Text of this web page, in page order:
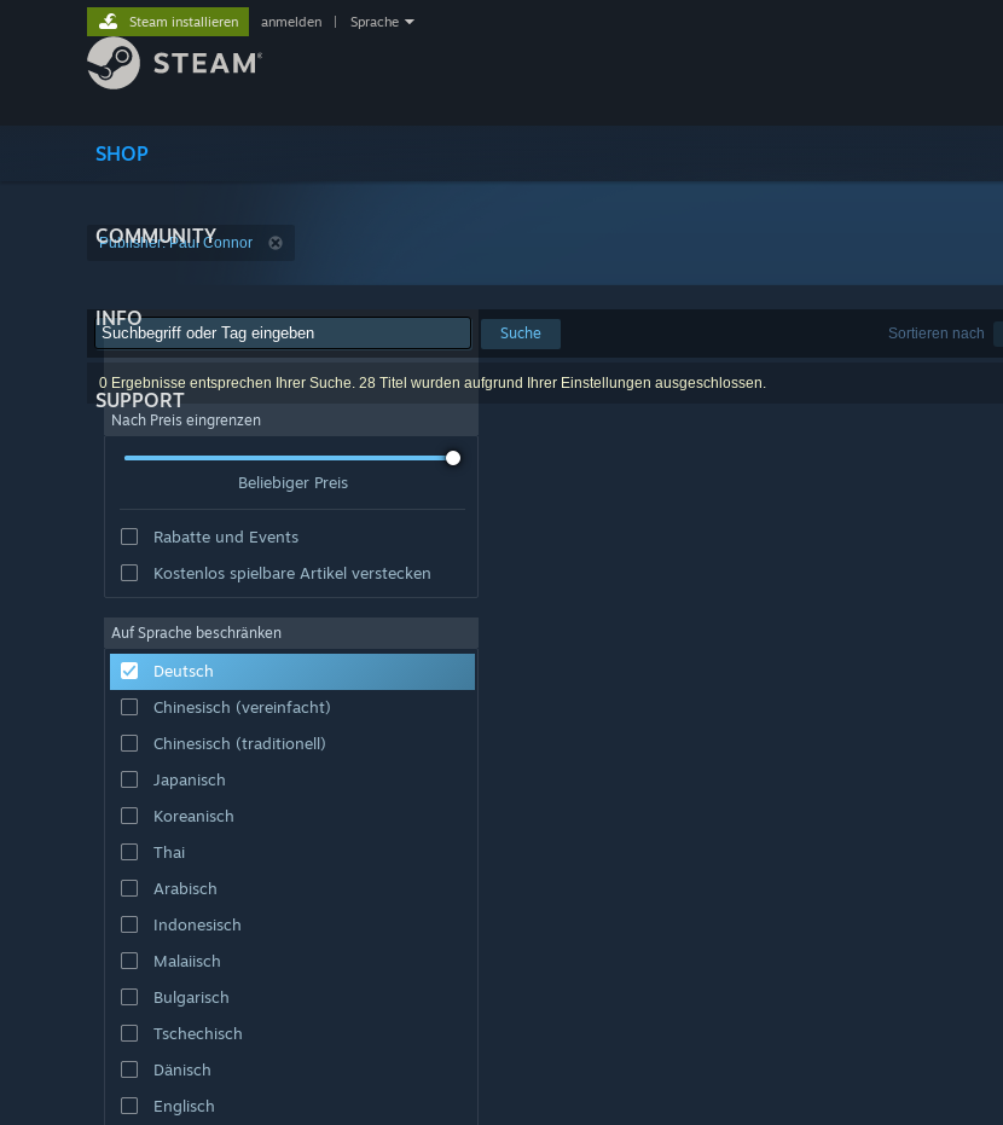
SHOP
COMMUNITY
INFO
SUPPORT
Steam installieren anmelden Sprache
Publisher: Paul Connor
Sortieren nach
Suche
0 Ergebnisse entsprechen Ihrer Suche. 28 Titel wurden aufgrund Ihrer Einstellungen ausgeschlossen.
Nach Preis eingrenzen
Beliebiger Preis
Rabatte und Events
Kostenlos spielbare Artikel verstecken
Auf Sprache beschränken
Deutsch
Chinesisch (vereinfacht)
Chinesisch (traditionell)
Japanisch
Koreanisch
Thai
Arabisch
Indonesisch
Malaiisch
Bulgarisch
Tschechisch
Dänisch
Englisch